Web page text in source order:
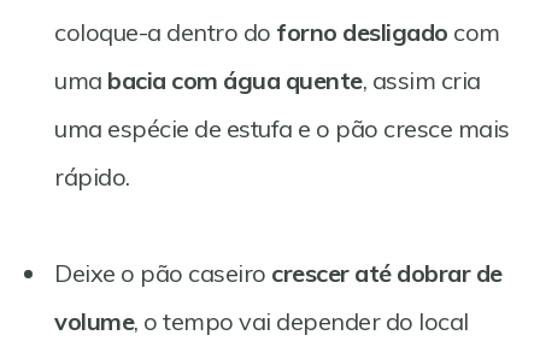
coloque-a dentro do forno desligado com
uma bacia com água quente, assim cria
uma espécie de estufa e o pão cresce mais
rápido.
Deixe o pão caseiro crescer até dobrar de
volume, o tempo vai depender do local